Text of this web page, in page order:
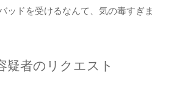
ッドを受けるなんて、気の毒すぎま
疑者のリクエスト